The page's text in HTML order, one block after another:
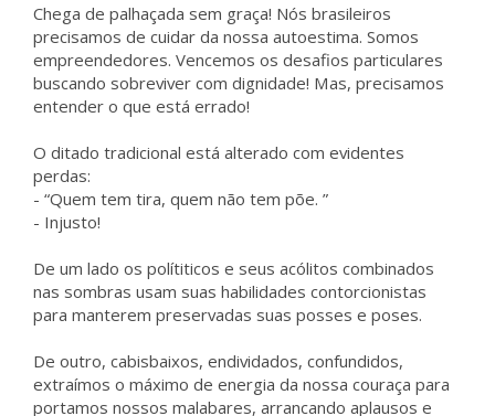
Chega de palhaçada sem graça! Nós brasileiros
precisamos de cuidar da nossa autoestima. Somos
empreendedores. Vencemos os desafios particulares
buscando sobreviver com dignidade! Mas, precisamos
entender o que está errado!
O ditado tradicional está alterado com evidentes
perdas:
- “Quem tem tira, quem não tem põe. ”
- Injusto!
De um lado os polítiticos e seus acólitos combinados
nas sombras usam suas habilidades contorcionistas
para manterem preservadas suas posses e poses.
De outro, cabisbaixos, endividados, confundidos,
extraímos o máximo de energia da nossa couraça para
portamos nossos malabares, arrancando aplausos e